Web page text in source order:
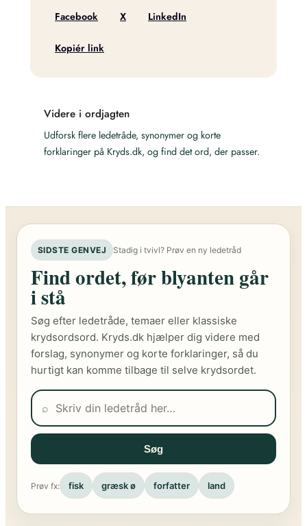
Facebook X LinkedIn
Kopiér link
Videre i ordjagten
Udforsk flere ledetråde, synonymer og korte
forklaringer på Kryds.dk, og find det ord, der passer.
SIDSTE GENVEJ Stadig i tvivl? Prøv en ny ledetråd
Find ordet, før blyanten går
i stå
Søg efter ledetråde, temaer eller klassiske
krydsordsord. Kryds.dk hjælper dig videre med
forslag, synonymer og korte forklaringer, så du
hurtigt kan komme tilbage til selve krydsordet.
⌕
Søg
Prøv fx: fisk græsk ø forfatter land